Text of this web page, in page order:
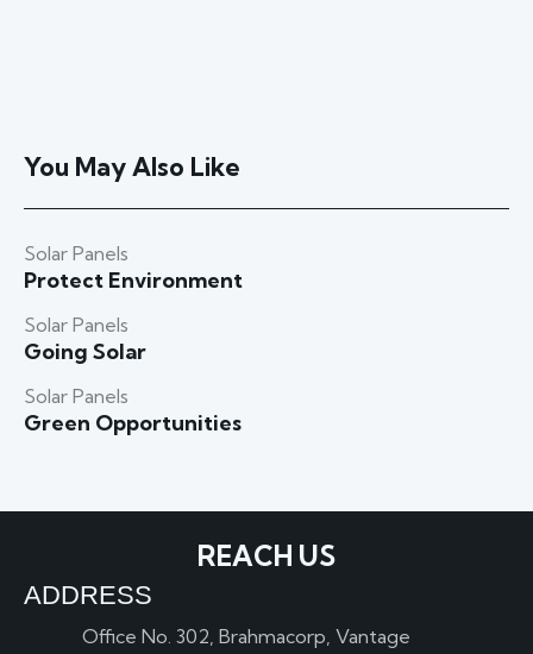
You May Also Like
Solar Panels
Protect Environment
Solar Panels
Going Solar
Solar Panels
Green Opportunities
REACH US
ADDRESS
Office No. 302, Brahmacorp, Vantage